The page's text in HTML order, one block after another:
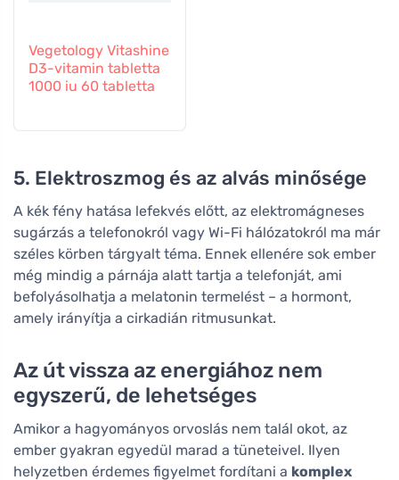
Vegetology Vitashine
D3-vitamin tabletta
1000 iu 60 tabletta
5. Elektroszmog és az alvás minősége
A kék fény hatása lefekvés előtt, az elektromágneses
sugárzás a telefonokról vagy Wi-Fi hálózatokról ma már
széles körben tárgyalt téma. Ennek ellenére sok ember
még mindig a párnája alatt tartja a telefonját, ami
befolyásolhatja a melatonin termelést – a hormont,
amely irányítja a cirkadián ritmusunkat.
Az út vissza az energiához nem
egyszerű, de lehetséges
Amikor a hagyományos orvoslás nem talál okot, az
ember gyakran egyedül marad a tüneteivel. Ilyen
helyzetben érdemes figyelmet fordítani a komplex